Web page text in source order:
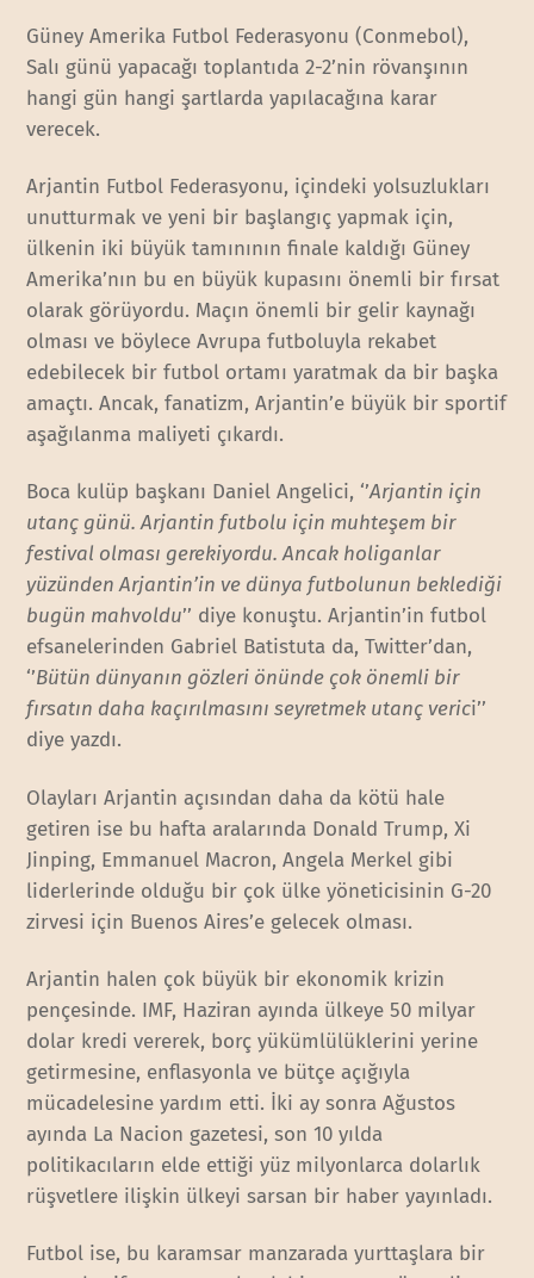
Güney Amerika Futbol Federasyonu (Conmebol),
Salı günü yapacağı toplantıda 2-2’nin rövanşının
hangi gün hangi şartlarda yapılacağına karar
verecek.
Arjantin Futbol Federasyonu, içindeki yolsuzlukları
unutturmak ve yeni bir başlangıç yapmak için,
ülkenin iki büyük tamınının finale kaldığı Güney
Amerika’nın bu en büyük kupasını önemli bir fırsat
olarak görüyordu. Maçın önemli bir gelir kaynağı
olması ve böylece Avrupa futboluyla rekabet
edebilecek bir futbol ortamı yaratmak da bir başka
amaçtı. Ancak, fanatizm, Arjantin’e büyük bir sportif
aşağılanma maliyeti çıkardı.
Boca kulüp başkanı Daniel Angelici, ‘’Arjantin için
utanç günü. Arjantin futbolu için muhteşem bir
festival olması gerekiyordu. Ancak holiganlar
yüzünden Arjantin’in ve dünya futbolunun beklediği
bugün mahvoldu’’ diye konuştu. Arjantin’in futbol
efsanelerinden Gabriel Batistuta da, Twitter’dan,
‘’Bütün dünyanın gözleri önünde çok önemli bir
fırsatın daha kaçırılmasını seyretmek utanç verici’’
diye yazdı.
Olayları Arjantin açısından daha da kötü hale
getiren ise bu hafta aralarında Donald Trump, Xi
Jinping, Emmanuel Macron, Angela Merkel gibi
liderlerinde olduğu bir çok ülke yöneticisinin G-20
zirvesi için Buenos Aires’e gelecek olması.
Arjantin halen çok büyük bir ekonomik krizin
pençesinde. IMF, Haziran ayında ülkeye 50 milyar
dolar kredi vererek, borç yükümlülüklerini yerine
getirmesine, enflasyonla ve bütçe açığıyla
mücadelesine yardım etti. İki ay sonra Ağustos
ayında La Nacion gazetesi, son 10 yılda
politikacıların elde ettiği yüz milyonlarca dolarlık
rüşvetlere ilişkin ülkeyi sarsan bir haber yayınladı.
Futbol ise, bu karamsar manzarada yurttaşlara bir